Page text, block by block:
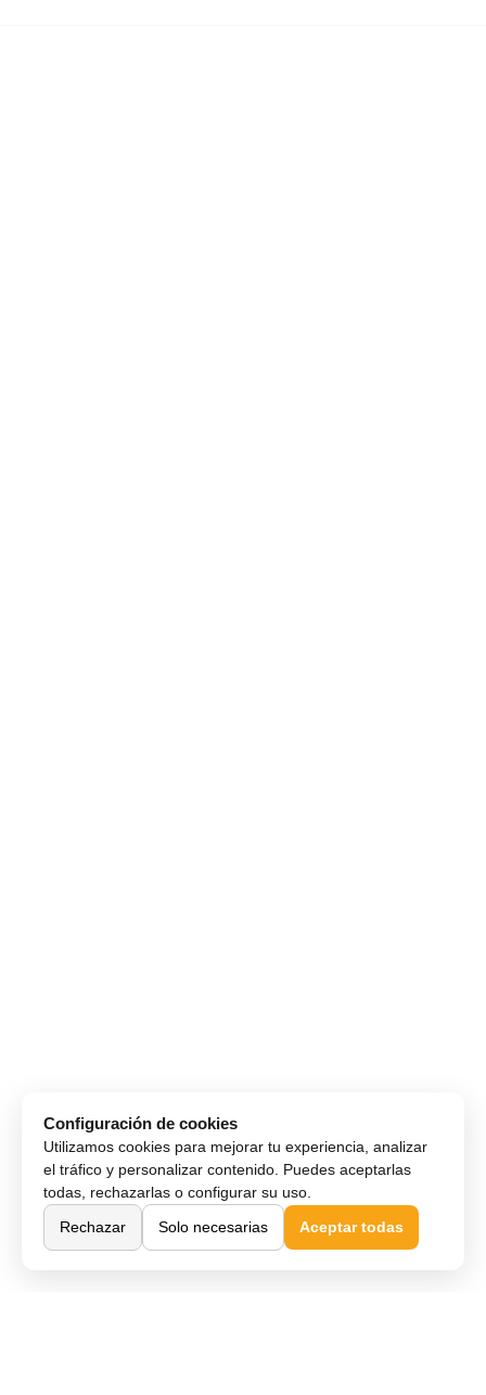
Configuración de cookies
Utilizamos cookies para mejorar tu experiencia, analizar
el tráfico y personalizar contenido. Puedes aceptarlas
todas, rechazarlas o configurar su uso.
Rechazar
Solo necesarias Aceptar todas